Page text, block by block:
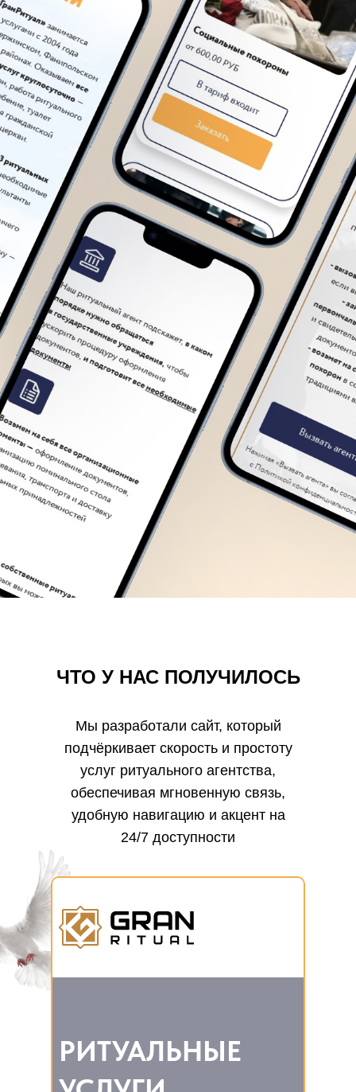
Мы разработали сайт, который
подчёркивает скорость и простоту
услуг ритуального агентства,
обеспечивая мгновенную связь,
удобную навигацию и акцент на
24/7 доступности
ЧТО У НАС ПОЛУЧИЛОСЬ